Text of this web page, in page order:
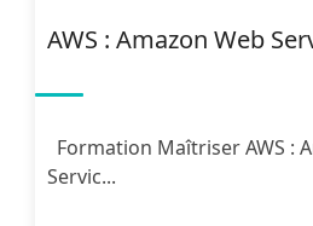
AWS : Amazon Web
Formation Maîtriser AWS :
Servic...